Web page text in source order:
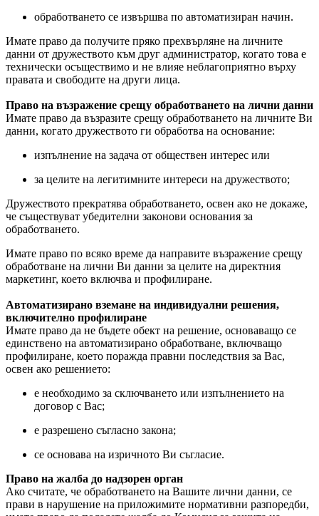
обработването се извършва по автоматизиран начин.
Имате право да получите пряко прехвърляне на личните
данни от дружеството към друг администратор, когато това е
технически осъществимо и не влияе неблагоприятно върху
правата и свободите на други лица.
Право на възражение срещу обработването на лични данни
Имате право да възразите срещу обработването на личните Ви
данни, когато дружеството ги обработва на основание:
изпълнение на задача от обществен интерес или
за целите на легитимните интереси на дружеството;
Дружеството прекратява обработването, освен ако не докаже,
че съществуват убедителни законови основания за
обработването.
Имате право по всяко време да направите възражение срещу
обработване на лични Ви данни за целите на директния
маркетинг, което включва и профилиране.
Автоматизирано вземане на индивидуални решения,
включително профилиране
Имате право да не бъдете обект на решение, основаващо се
единствено на автоматизирано обработване, включващо
профилиране, което поражда правни последствия за Вас,
освен ако решението:
е необходимо за сключването или изпълнението на
договор с Вас;
е разрешено съгласно закона;
се основава на изричното Ви съгласие.
Право на жалба до надзорен орган
Ако считате, че обработването на Вашите лични данни, се
прави в нарушение на приложимите нормативни разпоредби,